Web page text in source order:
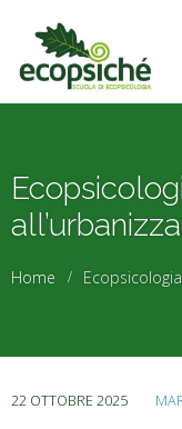
Home
22 OTTOBRE 2025